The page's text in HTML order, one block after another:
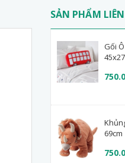
SẢN PHẨM
Gối
69cm